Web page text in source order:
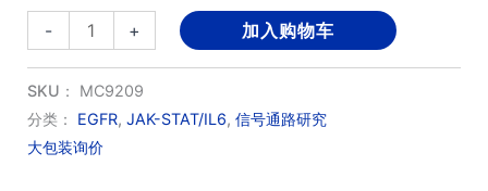
-
PACAP-
38
(31-
38),
human,
+ 加入购物车
SKU： MC9209
分类： EGFR, JAK-STAT/IL6, 信号通路研究
大包装询价